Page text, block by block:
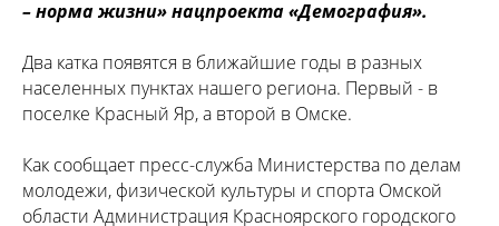
– норма жизни» нацпроекта «Демография».
Два катка появятся в ближайшие годы в разных
населенных пунктах нашего региона. Первый - в
поселке Красный Яр, а второй в Омске.
Как сообщает пресс-служба Министерства по делам
молодежи, физической культуры и спорта Омской
области Администрация Красноярского городского